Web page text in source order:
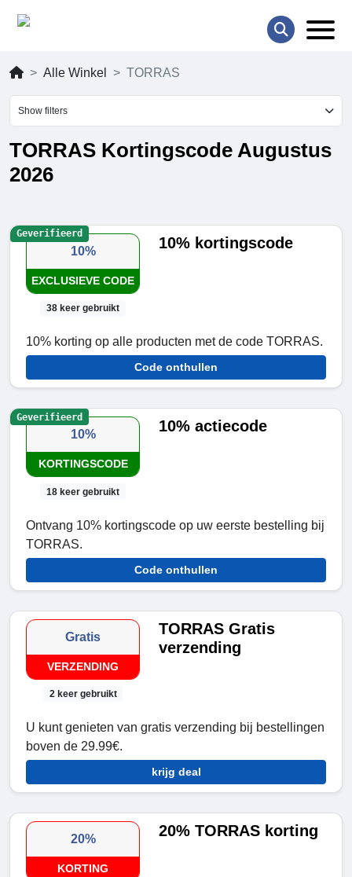
Alle Winkel TORRAS
Show filters
TORRAS Kortingscode Augustus
2026
10%
EXCLUSIEVE CODE
38 keer gebruikt
10% kortingscode
10% korting op alle producten met de code TORRAS.
Code onthullen
Geverifieerd
10%
KORTINGSCODE
18 keer gebruikt
10% actiecode
Ontvang 10% kortingscode op uw eerste bestelling bij
TORRAS.
Code onthullen
Geverifieerd
Gratis
VERZENDING
2 keer gebruikt
TORRAS Gratis
verzending
U kunt genieten van gratis verzending bij bestellingen
boven de 29.99€.
krijg deal
20%
KORTING
20% ​​TORRAS korting